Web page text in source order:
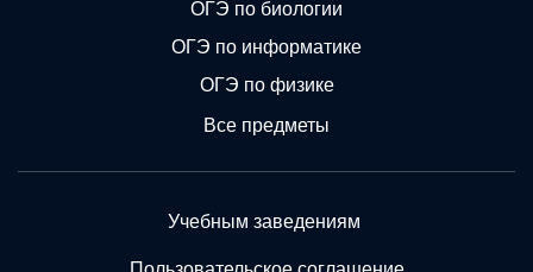
ОГЭ по биологии
ОГЭ по информатике
ОГЭ по физике
Все предметы
Учебным заведениям